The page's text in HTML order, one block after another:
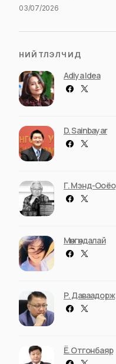
03/07/2026
НИЙТЛЭЛЧИД
Adiya Idea
D. Sainbayar
Г. Мэнд-Ооёо
Мөнгөндалай
Р. Даваадорж
Ё. Отгонбаяр